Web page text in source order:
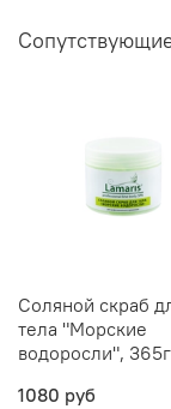
Соляной скраб
тела "Морские
водоросли",
1080 руб